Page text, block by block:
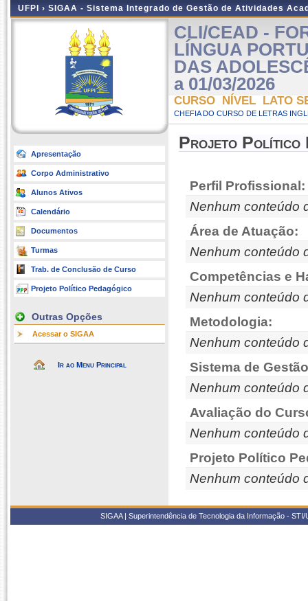
UFPI › SIGAA - Sistema Integrado de Gestão de Atividades
Apresentação
Corpo Administrativo
Alunos Ativos
Calendário
Documentos
Turmas
Trab. de Conclusão de Curso
Projeto Político Pedagógico
Outras Opções
Acessar o SIGAA
Ir ao Menu Principal
CLI/CEAD -
LÍNGUA
DAS
a 01/03/2026
CURSO NÍVEL LATO
CHEFIA DO CURSO DE LETRAS
Projeto Político
Perfil Profissional:
Nenhum conteúdo
Área de Atuação:
Nenhum conteúdo
Competências e
Nenhum conteúdo
Metodologia:
Nenhum conteúdo
Sistema de
Nenhum conteúdo
Avaliação do
Nenhum conteúdo
Projeto Político
Nenhum conteúdo
SIGAA | Superintendência de Tecnologia da Informação -